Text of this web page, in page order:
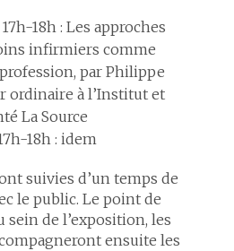
18h : Les approches
infirmiers comme
par Philippe
ordinaire à l’Institut et
La Source
18h : idem
suivies d’un temps de
le public. Le point de
de l’exposition, les
ensuite les